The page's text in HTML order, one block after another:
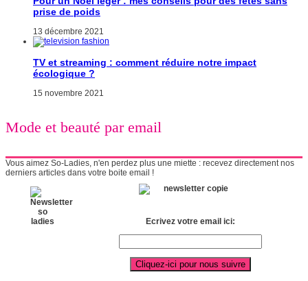
prise de poids
13 décembre 2021
TV et streaming : comment réduire notre impact
écologique ?
15 novembre 2021
Mode et beauté par email
Vous aimez So-Ladies, n'en perdez plus une miette : recevez directement nos
derniers articles dans votre boite email !
Ecrivez votre email ici: